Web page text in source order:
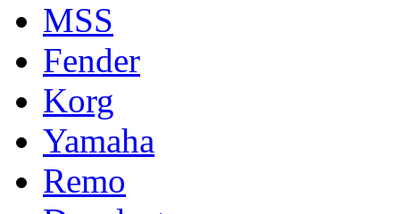
MSS
Fender
Korg
Yamaha
Remo